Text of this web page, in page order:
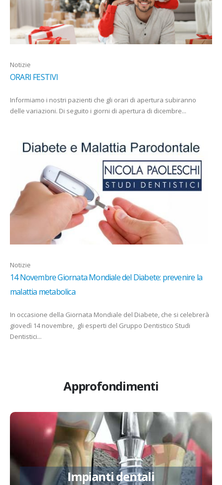
Notizie
ORARI FESTIVI
Informiamo i nostri pazienti che gli orari di apertura subiranno
delle variazioni. Di seguito i giorni di apertura di dicembre...
Notizie
14 Novembre Giornata Mondiale del Diabete: prevenire la
malattia metabolica
In occasione della Giornata Mondiale del Diabete, che si celebrerà
giovedì 14 novembre, gli esperti del Gruppo Dentistico Studi
Dentistici...
Approfondimenti
Impianti dentali
Implantologia
Approfondisci